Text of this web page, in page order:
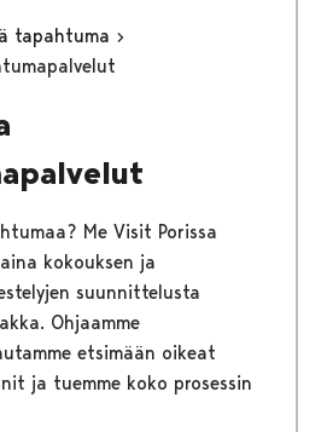
tapahtuma
Me Visit Porissa
kokouksen ja
suunnittelusta
Ohjaamme
etsimään oikeat
ja tuemme koko prosessin